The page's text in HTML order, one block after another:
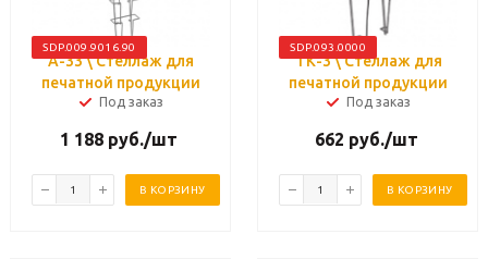
SDP.009.9016.90
А-33 \ Стеллаж для
печатной продукции
Под заказ
1 188 руб./шт
В КОРЗИНУ
SDP.093.0000
ТК-3 \ Стеллаж для
печатной продукции
Под заказ
662 руб./шт
В КОРЗИНУ